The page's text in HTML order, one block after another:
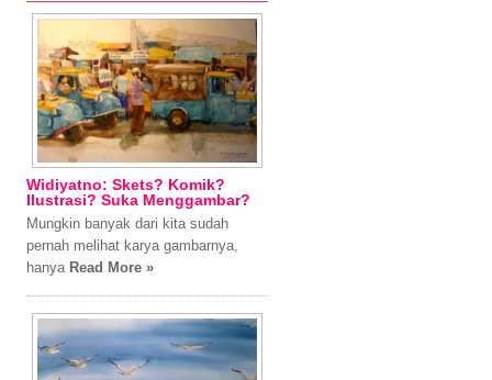
Widiyatno: Skets? Komik?
Ilustrasi? Suka Menggambar?
Mungkin banyak dari kita sudah
pernah melihat karya gambarnya,
hanya Read More »